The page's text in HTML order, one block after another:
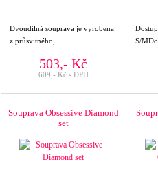
Dvoudílná souprava je vyrobena
z průsvitného, ..
503,- Kč
609,- Kč s DPH
S/
Souprava Obsessive Diamond
set